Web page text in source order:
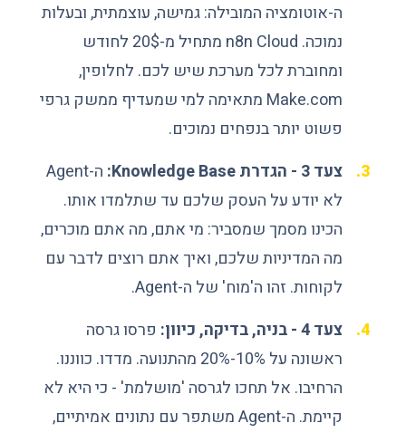
ה-אוטומציה המובילה: גמישה, עוצמתית, ובעלות
נמוכה. n8n Cloud מתחיל מ-20$ לחודש
ומחוברת לכל מערכת שיש לכם. לחלופין,
Make.com מתאימה למי שמעדיף ממשק גרפי
פשוט יותר בנפחים נמוכים.
צעד 3 - הגדרת Knowledge Base:
ה-Agent
לא יודע על העסק שלכם עד שתלמדו אותו.
הכינו מסמך שמסביר: מי אתם, מה אתם מוכרים,
מה המדיניות שלכם, ואיך אתם רוצים לדבר עם
לקוחות. זהו ה'מוח' של ה-Agent.
צעד 4 - בניה, בדיקה, כיוון:
פרסו גרסה
ראשונה על 10%-20% מהתנועה. מדדו. כווננו.
הרחיבו. אל תחכו לגרסה 'מושלמת' - כי היא לא
קיימת. ה-Agent משתפר עם נתונים אמיתיים,